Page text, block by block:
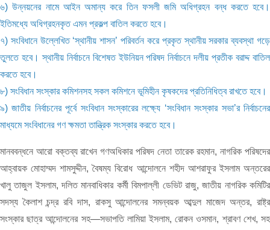
৬) উন্নয়নের নামে আইন অমান্য করে তিন ফসলী জমি অধিগ্রহন বন্ধ করতে হবে।
ইতিমধ্যে অধিগ্রহনকৃত এমন প্রকল্প বাতিল করতে হবে।
৭) সংবিধানে উল্লেখিত ‘স্থানীয় শাসন’ পরিবর্তন করে প্রকৃত স্থানীয় সরকার ব্যবস্থা গড়ে
তুলতে হবে। স্থানীয় নির্বাচনে বিশেষত ইউনিয়ন পরিষদ নির্বাচনে দলীয় প্রতীক বরাদ্দ বাতিল
করতে হবে।
৮) সংবিধান সংস্কার কমিশনসহ সকল কমিশনে ভূমিহীন কৃষকদের প্রতিনিধিত্ব রাখতে হবে।
৯) জাতীয় নির্বাচনের পূর্বে সংবিধান সংস্কারের লক্ষ্যে ‘সংবিধান সংস্কার সভা’র নির্বাচনের
মাধ্যমে সংবিধানের গণ ক্ষমতা তান্ত্রিক সংস্কার করতে হবে।
মানববন্ধনে আরো বক্তব্য রাখেন গণঅধিকার পরিষদ নেতা তারেক রহমান, নাগরিক পরিষদের
আহ্বায়ক মোহাম্মদ শামসুদ্দীন, বৈষম্য বিরোধ আন্দোলনে শহীদ আশরাফুর ইসলাম অন্তরের
খালু তাজুল ইসলাম, দলিত মানবাধিকার কর্মী বিমপাল্লী ডেভিট রাজু, জাতীয় নাগরিক কমিটির
সদস্য কৈলাশ চন্দ্র রবি দাস, রাকসু আন্দোলনের সমন্বয়ক আব্দুল মাজেদ অন্তর, রাষ্ট্র
সংস্কার ছাত্র আন্দোলনের সহ—সভাপতি লামিয়া ইসলাম, রোকন ওসমান, শ্রাবণ শেখ, সহ